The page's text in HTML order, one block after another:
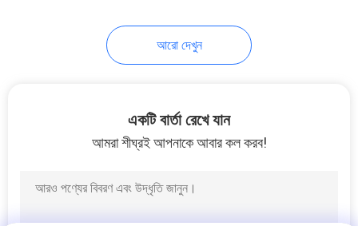
রাইস রঙ সোর্টার
আরো দেখুন
একটি বার্তা রেখে যান
আমরা শীঘ্রই আপনাকে আবার কল করব!